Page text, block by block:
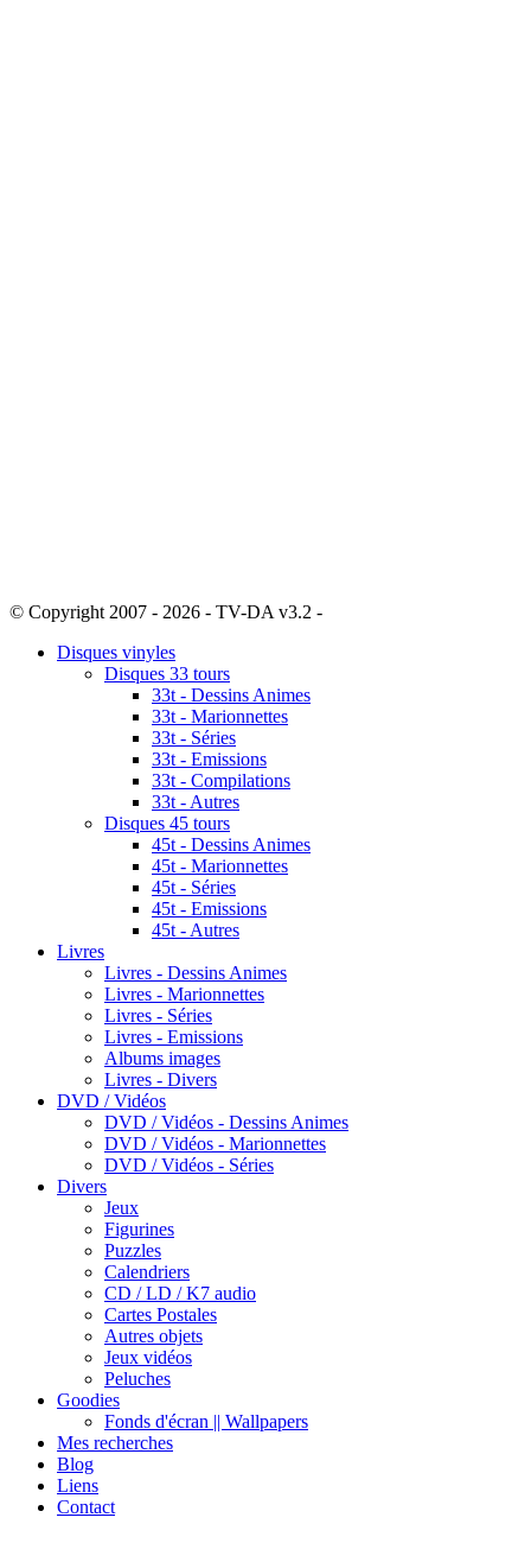
© Copyright 2007 - 2026 - TV-DA v3.2 -
Disques vinyles
Disques 33 tours
33t - Dessins Animes
33t - Marionnettes
33t - Séries
33t - Emissions
33t - Compilations
33t - Autres
Disques 45 tours
45t - Dessins Animes
45t - Marionnettes
45t - Séries
45t - Emissions
45t - Autres
Livres
Livres - Dessins Animes
Livres - Marionnettes
Livres - Séries
Livres - Emissions
Albums images
Livres - Divers
DVD / Vidéos
DVD / Vidéos - Dessins Animes
DVD / Vidéos - Marionnettes
DVD / Vidéos - Séries
Divers
Jeux
Figurines
Puzzles
Calendriers
CD / LD / K7 audio
Cartes Postales
Autres objets
Jeux vidéos
Peluches
Goodies
Fonds d'écran || Wallpapers
Mes recherches
Blog
Liens
Contact